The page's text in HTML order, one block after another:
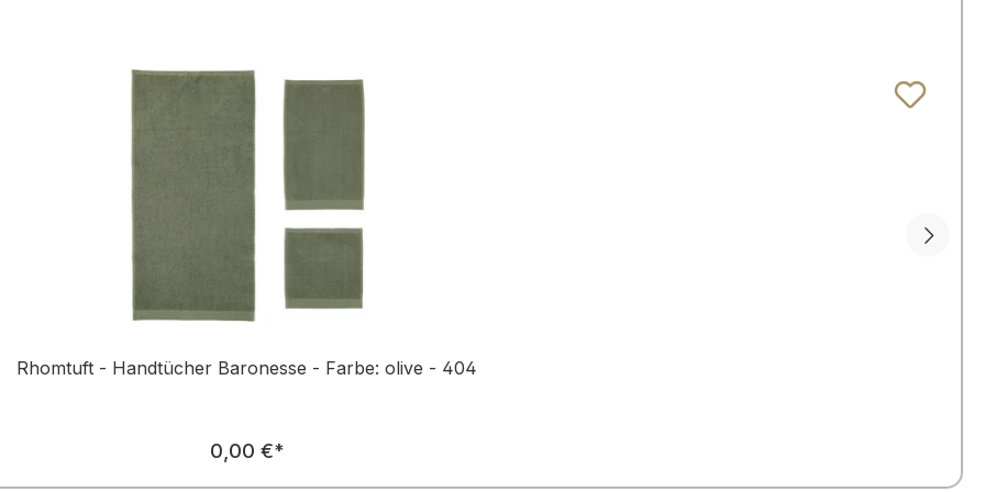
Rhomtuft - Handtücher Baronesse - Farbe: olive - 404
Regulärer Preis:
0,00 €*